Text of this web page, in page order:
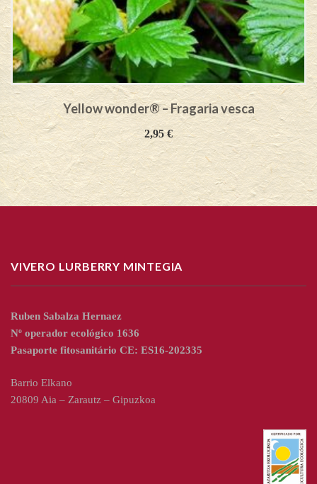
Yellow wonder® – Fragaria vesca
2,95€
VIVERO LURBERRY MINTEGIA
Ruben Sabalza Hernaez
Nº operador ecológico 1636
Pasaporte fitosanitário CE: ES16-202335
Barrio Elkano
20809 Aia – Zarautz – Gipuzkoa